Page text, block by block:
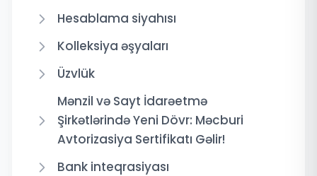
Hesablama siyahısı
Kolleksiya əşyaları
Üzvlük
Mənzil və Sayt İdarəetmə
Şirkətlərində Yeni Dövr: Məcburi
Avtorizasiya Sertifikatı Gəlir!
Bank inteqrasiyası